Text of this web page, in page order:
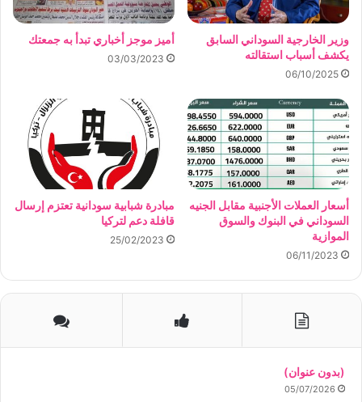
وزير الخارجية السوداني السابق
يكشف أسباب استقالته
06/10/2025
أميز موجز أخباري تبدأ به جمعتك
03/03/2023
أسعار العملات الأجنبية مقابل الجنيه
السوداني في البنوك والسوق
الموازية
06/11/2023
مبادرة شبابية سودانية تعتزم إرسال
قافلة دعم لتركيا
25/02/2023
(بدون عنوان)
05/07/2026